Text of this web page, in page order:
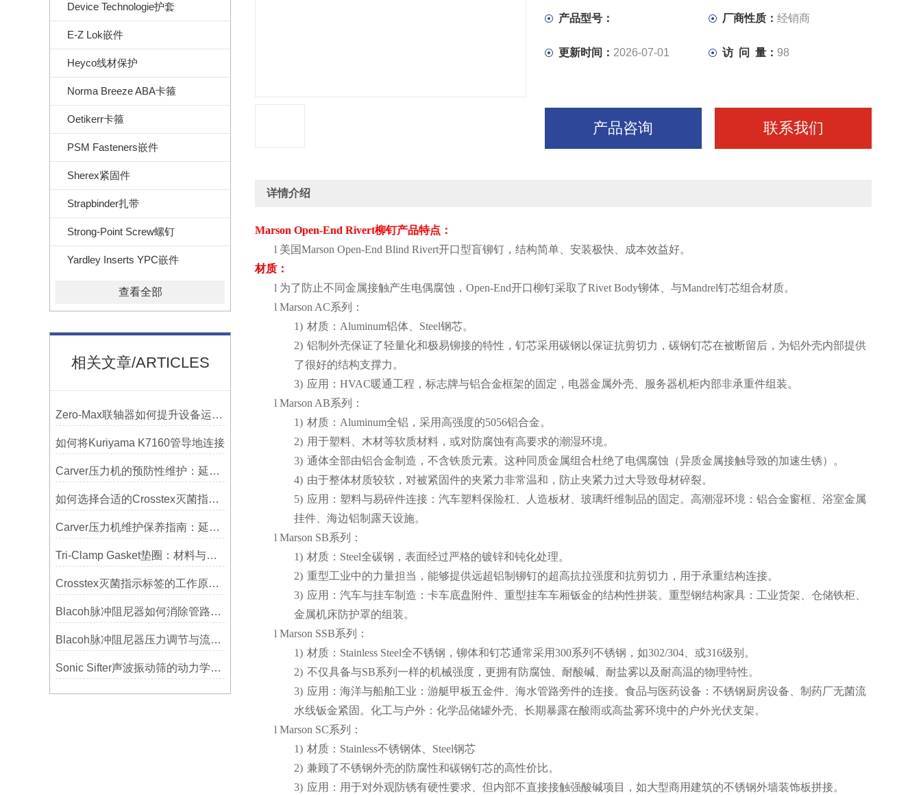
Device Technologie护套
E-Z Lok嵌件
Heyco线材保护
Norma Breeze ABA卡箍
Oetikerr卡箍
PSM Fasteners嵌件
Sherex紧固件
Strapbinder扎带
Strong-Point Screw螺钉
Yardley Inserts YPC嵌件
查看全部
相关文章/ARTICLES
Zero-Max联轴器如何提升设备运行精度？
如何将Kuriyama K7160管导地连接
Carver压力机的预防性维护：延长使用寿命的技巧
如何选择合适的Crosstex灭菌指示标签？
Carver压力机维护保养指南：延长设备寿命的关键
Tri-Clamp Gasket垫圈：材料与应用的全面指南
Crosstex灭菌指示标签的工作原理：变色反应机制详解
Blacoh脉冲阻尼器如何消除管路振动与噪音？
Blacoh脉冲阻尼器压力调节与流量匹配技巧
Sonic Sifter声波振动筛的动力学模拟与性能分析
产品型号： 厂商性质： 经销商
更新时间： 2026-07-01 访 问 量： 98
产品咨询 联系我们
详情介绍
Marson Open-End Rivert柳钉产品特点：
l 美国Marson Open-End Blind Rivert开口型盲铆钉，结构简单、安装极快、成本效益好。
材质：
l 为了防止不同金属接触产生电偶腐蚀， Open-End开口柳钉采取了Rivet Body铆体、与Mandrel钉芯组合材质。
l Marson AC系列：
1) 材质： Aluminum铝体、 Steel钢芯。
2) 铝制外壳保证了轻量化和极易铆接的特性，钉芯采用碳钢以保证抗剪切力，碳钢钉芯在被断留后，为铝外壳内部提供
了很好的结构支撑力。
3) 应用： HVAC暖通工程，标志牌与铝合金框架的固定，电器金属外壳、服务器机柜内部非承重件组装。
l Marson AB系列：
1) 材质： Aluminum全铝，采用高强度的5056铝合金。
2) 用于塑料、木材等软质材料，或对防腐蚀有高要求的潮湿环境。
3) 通体全部由铝合金制造，不含铁质元素。这种同质金属组合杜绝了电偶腐蚀（异质金属接触导致的加速生锈）。
4) 由于整体材质较软，对被紧固件的夹紧力非常温和，防止夹紧力过大导致母材碎裂。
5) 应用：塑料与易碎件连接：汽车塑料保险杠、人造板材、玻璃纤维制品的固定。高潮湿环境：铝合金窗框、浴室金属
挂件、海边铝制露天设施。
l Marson SB系列：
1) 材质： Steel全碳钢，表面经过严格的镀锌和钝化处理。
2) 重型工业中的力量担当，能够提供远超铝制铆钉的超高抗拉强度和抗剪切力，用于承重结构连接。
3) 应用：汽车与挂车制造：卡车底盘附件、重型挂车车厢钣金的结构性拼装。重型钢结构家具：工业货架、仓储铁柜、
金属机床防护罩的组装。
l Marson SSB系列：
1) 材质： Stainless Steel全不锈钢，铆体和钉芯通常采用300系列不锈钢，如302/304 、或316级别。
2) 不仅具备与SB系列一样的机械强度，更拥有防腐蚀、耐酸碱、耐盐雾以及耐高温的物理特性。
3) 应用：海洋与船舶工业：游艇甲板五金件、海水管路旁件的连接。食品与医药设备：不锈钢厨房设备、制药厂无菌流
水线钣金紧固。化工与户外：化学品储罐外壳、长期暴露在酸雨或高盐雾环境中的户外光伏支架。
l Marson SC系列：
1) 材质： Stainless不锈钢体、 Steel钢芯
2) 兼顾了不锈钢外壳的防腐性和碳钢钉芯的高性价比。
3) 应用：用于对外观防锈有硬性要求、但内部不直接接触强酸碱项目，如大型商用建筑的不锈钢外墙装饰板拼接。